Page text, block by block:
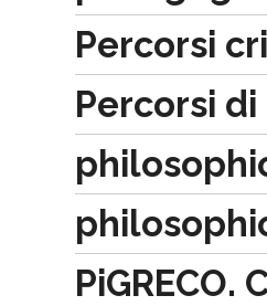
Percorsi
Percorsi